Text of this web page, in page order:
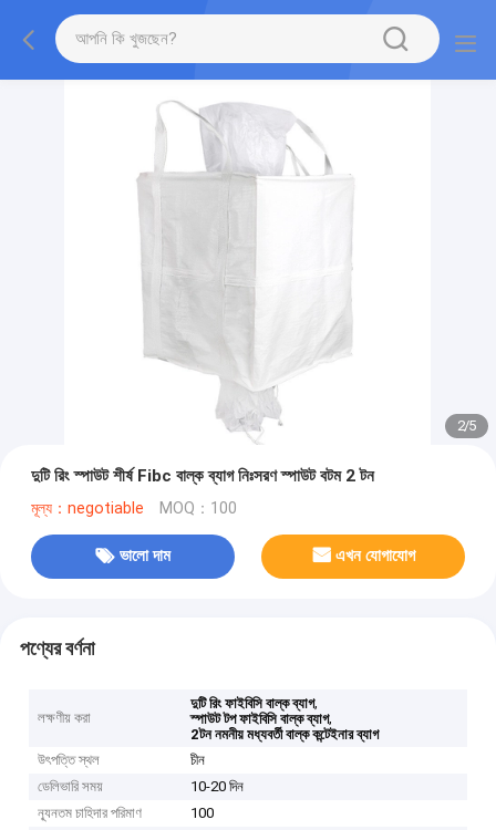
2/5
দুটি রিং স্পাউট শীর্ষ Fibc বাল্ক ব্যাগ নিঃসরণ স্পাউট বটম 2 টন
মূল্য：negotiable MOQ：100
ভালো দাম এখন যোগাযোগ
পণ্যের বর্ণনা
লক্ষণীয় করা
দুটি রিং ফাইবিসি বাল্ক ব্যাগ,
স্পাউট টপ ফাইবিসি বাল্ক ব্যাগ,
2টন নমনীয় মধ্যবর্তী বাল্ক কন্টেইনার ব্যাগ
উৎপত্তি স্থল
চীন
ডেলিভারি সময়
10-20 দিন
ন্যূনতম চাহিদার পরিমাণ
100